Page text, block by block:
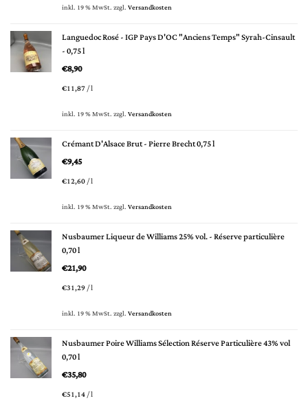
inkl. 19 % MwSt.zzgl.Versandkosten
Languedoc Rosé - IGP Pays D'OC "Anciens Temps" Syrah-Cinsault
- 0,75 l
€8,90
€11,87/l
inkl. 19 % MwSt.zzgl.Versandkosten
Crémant D'Alsace Brut - Pierre Brecht 0,75 l
€9,45
€12,60/l
inkl. 19 % MwSt.zzgl.Versandkosten
Nusbaumer Liqueur de Williams 25% vol. - Réserve particulière
0,70 l
€21,90
€31,29/l
inkl. 19 % MwSt.zzgl.Versandkosten
Nusbaumer Poire Williams Sélection Réserve Particulière 43% vol
0,70 l
€35,80
€51,14/l